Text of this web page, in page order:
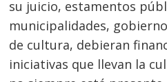
su juicio, estamentos
municipalidades,
de cultura, debieran
iniciativas que llevan la
de
entradas